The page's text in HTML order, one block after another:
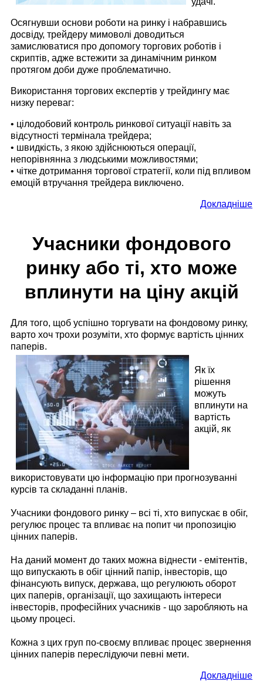
Осягнувши основи роботи на ринку і набравшись
досвіду, трейдеру мимоволі доводиться
замислюватися про допомогу торгових роботів і
скриптів, адже встежити за динамічним ринком
протягом доби дуже проблематично.
Використання торгових експертів у трейдингу має
низку переваг:
• цілодобовий контроль ринкової ситуації навіть за
відсутності термінала трейдера;
• швидкість, з якою здійснюються операції,
непорівнянна з людськими можливостями;
• чітке дотримання торгової стратегії, коли під впливом
емоцій втручання трейдера виключено.
Докладніше
Учасники фондового
ринку або ті, хто може
вплинути на ціну акцій
Для того, щоб успішно торгувати на фондовому ринку,
варто хоч трохи розуміти, хто формує вартість цінних
паперів.
Як їх
рішення
можуть
вплинути на
вартість
акцій, як
використовувати цю інформацію при прогнозуванні
курсів та складанні планів.
Учасники фондового ринку – всі ті, хто випускає в обіг,
регулює процес та впливає на попит чи пропозицію
цінних паперів.
На даний момент до таких можна віднести - емітентів,
що випускають в обіг цінний папір, інвесторів, що
фінансують випуск, держава, що регулюють оборот
цих паперів, організації, що захищають інтереси
інвесторів, професійних учасників - що заробляють на
цьому процесі.
Кожна з цих груп по-своєму впливає процес звернення
цінних паперів переслідуючи певні мети.
Докладніше